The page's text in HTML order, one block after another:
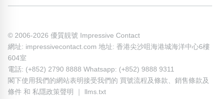
© 2006-2026 優質靚號 Impressive Contact
網址: impressivecontact.com 地址: 香港尖沙咀海港城海洋中心6樓
604室
電話: (+852) 2790 8888 Whatsapp: (+852) 9888 9311
閣下使用我們的網站表明接受我們的 買號流程及條款、 銷售條款及
條件 和 私隱政策聲明 llms.txt